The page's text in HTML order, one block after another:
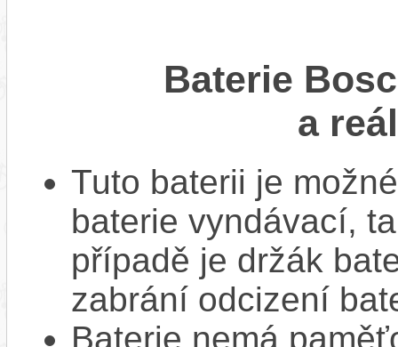
Baterie
a
Tuto baterii je
baterie vyndávací,
případě je držák
zabrání odcizení
Baterie nemá